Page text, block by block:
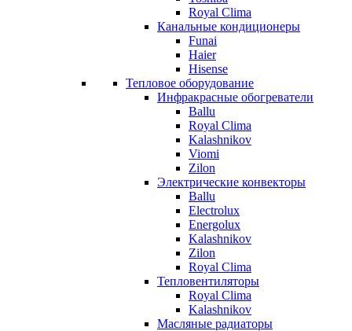
Royal Clima
Канальные кондиционеры
Funai
Haier
Hisense
Тепловое оборудование
Инфракрасные обогреватели
Ballu
Royal Clima
Kalashnikov
Viomi
Zilon
Электрические конвекторы
Ballu
Electrolux
Energolux
Kalashnikov
Zilon
Royal Clima
Тепловентиляторы
Royal Clima
Kalashnikov
Масляные радиаторы